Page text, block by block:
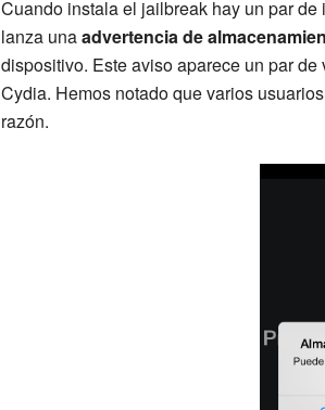
Cuando instala el jailbreak hay un par
lanza unaadvertencia de
dispositivo. Este aviso aparece un par
Cydia. Hemos notado que varios
razón.